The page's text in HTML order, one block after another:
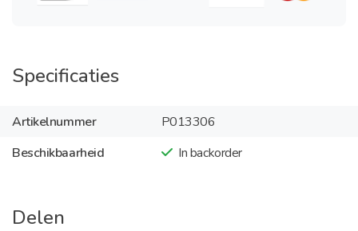
Specificaties
Artikelnummer
P013306
Beschikbaarheid
In backorder
Delen